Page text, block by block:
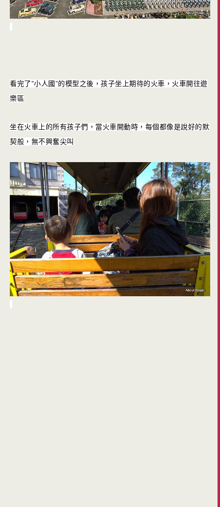
看完了”小人國”的模型之後，孩子坐上期待的火車，火車開往遊
樂區
坐在火車上的所有孩子們，當火車開動時，每個都像是說好的默
契般，無不興奮尖叫